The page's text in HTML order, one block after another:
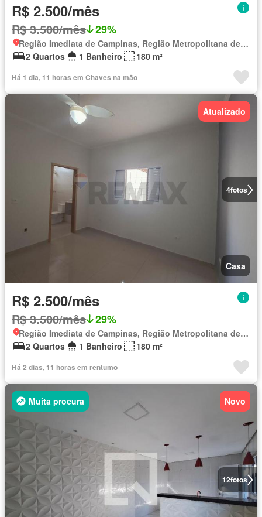
R$ 2.500/mês
R$ 3.500/mês 29%
Região Imediata de Campinas, Região Metropolitana de Campinas
2 Quartos
1 Banheiro 180 m²
Há 1 dia, 11 horas em Chaves na mão
4fotos
Atualizado
Casa
R$ 2.500/mês
R$ 3.500/mês 29%
Região Imediata de Campinas, Região Metropolitana de Campinas
2 Quartos
1 Banheiro 180 m²
Há 2 dias, 11 horas em rentumo
12fotos
Muita procura Novo